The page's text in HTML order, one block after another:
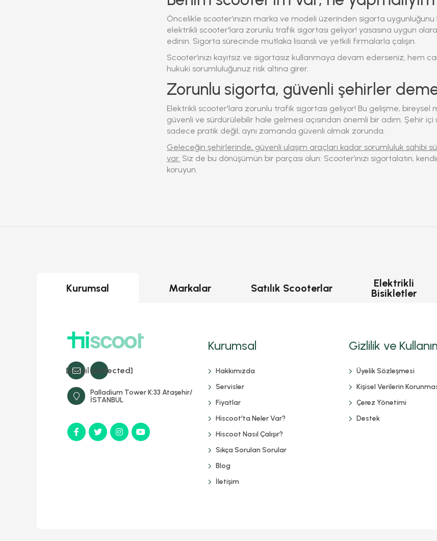
Öncelikle scooter’ınızın marka ve modeli üzerinden sigorta uygunluğunu
elektrikli scooter'lara zorunlu trafik sigortası geliyor! yasasına uygun
edinin. Sigorta sürecinde mutlaka lisanslı ve yetkili firmalarla çalışın.
Scooter’ınızı kayıtsız ve sigortasız kullanmaya devam ederseniz, hem
hukuki sorumluluğunuz risk altına girer.
Zorunlu sigorta, güvenli şehirler
Elektrikli scooter'lara zorunlu trafik sigortası geliyor! Bu gelişme, bireysel
güvenli ve sürdürülebilir hale gelmesi açısından önemli bir adım. Şehir içi
sadece pratik değil; aynı zamanda güvenli olmak zorunda.
Geleceğin şehirlerinde, güvenli ulaşım araçları kadar sorumluluk sahibi
var. Siz de bu dönüşümün bir parçası olun: Scooter’ınızı sigortalatın,
koruyun.
Kurumsal Markalar Satılık Scooterlar
Elektrikli
Bisikletler
[email protected]
Palladium Tower K:33 Ataşehir/
İSTANBUL
Kurumsal
Hakkımızda
Servisler
Fiyatlar
Hiscoot'ta Neler Var?
Hiscoot Nasıl Çalışır?
Sıkça Sorulan Sorular
Blog
İletişim
Gizlilik ve
Üyelik Sözleşmesi
Kişisel Verilerin
Çerez Yönetimi
Destek